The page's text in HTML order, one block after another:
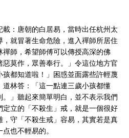
：唐朝的白居易，當時出任杭州太
就冒著生命危險，進入禪師所居住
師，希望師傅可以傳授高深的佛
莫作，眾善奉行。」令這位地方官
都知道啦！」困惑並面露些許輕蔑
林答：「這一點連三歲小孩都懂
」聽起來簡單明白，並不表示我們
立的「不殺生」戒，就是一個很好
守「不殺生戒」容易，其實若是真
也不輕易的。